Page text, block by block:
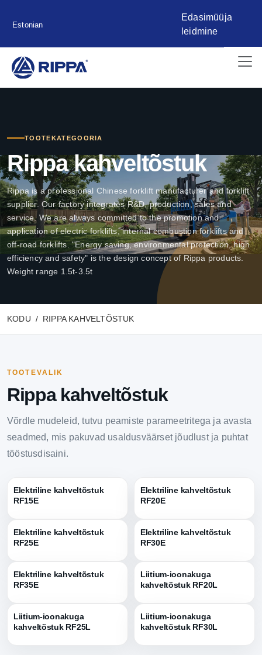
Estonian
Edasimüüja
leidmine
TOOTEKATEGOORIA
Rippa kahveltõstuk
Rippa is a professional Chinese forklift manufacturer and forklift
supplier. Our factory integrates R&D, production, sales and
service. We are always committed to the promotion and
application of electric forklifts, internal combustion forklifts and
off-road forklifts. "Energy saving, environmental protection, high
efficiency and safety" is the design concept of Rippa products.
Weight range 1.5t-3.5t
KODU RIPPA KAHVELTÕSTUK
TOOTEVALIK
Rippa kahveltõstuk
Võrdle mudeleid, tutvu peamiste parameetritega ja avasta
seadmed, mis pakuvad usaldusväärset jõudlust ja puhtat
tööstusdisaini.
Elektriline kahveltõstuk
RF15E
Elektriline kahveltõstuk
RF20E
Elektriline kahveltõstuk
RF25E
Elektriline kahveltõstuk
RF30E
Elektriline kahveltõstuk
RF35E
Liitium-ioonakuga
kahveltõstuk RF20L
Liitium-ioonakuga
kahveltõstuk RF25L
Liitium-ioonakuga
kahveltõstuk RF30L